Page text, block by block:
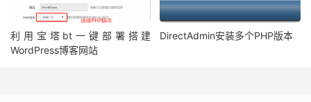
利用宝塔bt一键部署搭建
WordPress博客网站
DirectAdmin安装多个PHP版本